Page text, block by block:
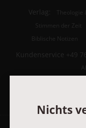
Verlag: Theologie
Stimmen der Zeit
Biblische Notizen
Kundenservice +49
Nichts